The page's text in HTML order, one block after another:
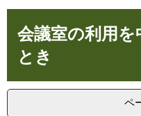
会議室の利用
とき
ペ